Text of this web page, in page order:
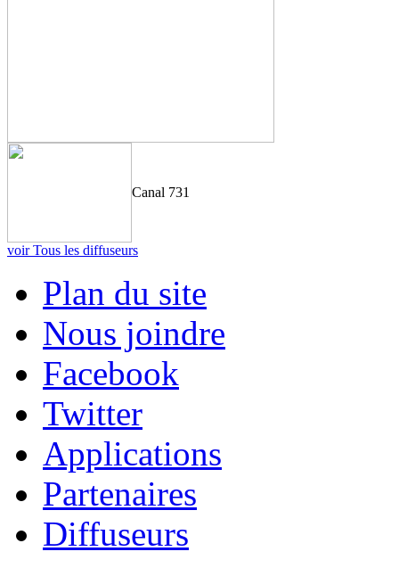
Canal 731
voir Tous les diffuseurs
Plan du site
Nous joindre
Facebook
Twitter
Applications
Partenaires
Diffuseurs